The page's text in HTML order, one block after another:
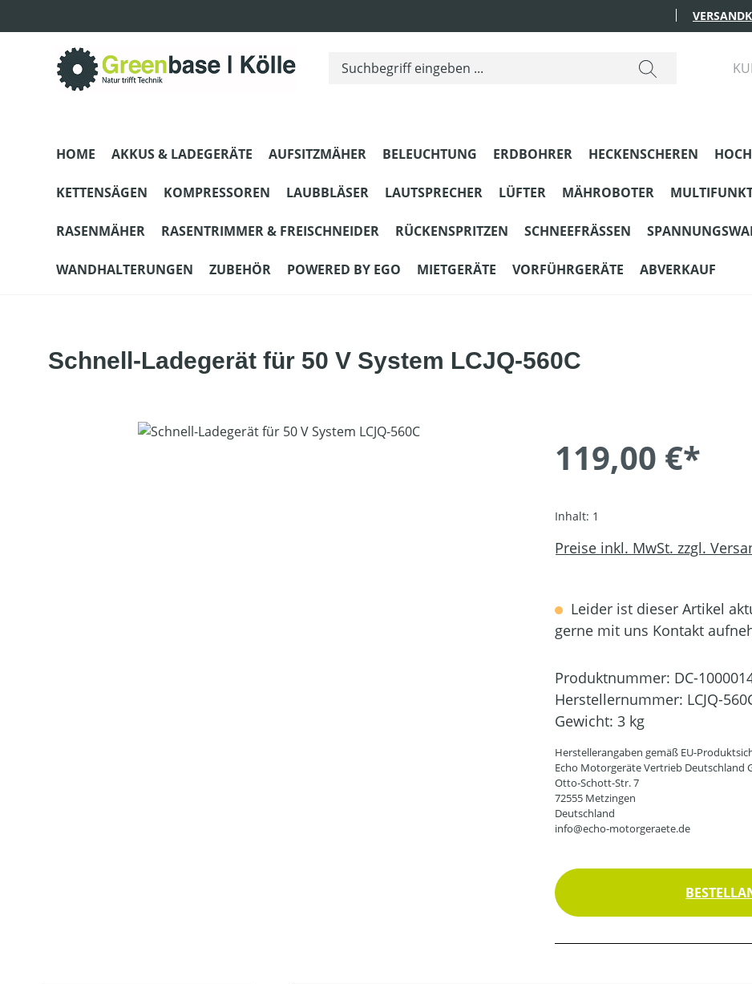
HOME AKKUS & LADEGERÄTE AUFSITZMÄHER BELEUCHTUNG ERDBOHRER HECKENSCHEREN
KETTENSÄGEN KOMPRESSOREN LAUBBLÄSER LAUTSPRECHER LÜFTER MÄHROBOTER
RASENMÄHER RASENTRIMMER & FREISCHNEIDER RÜCKENSPRITZEN SCHNEEFRÄSSEN
WANDHALTERUNGEN ZUBEHÖR POWERED BY EGO MIETGERÄTE VORFÜHRGERÄTE ABVERKAUF
Schnell-Ladegerät für 50 V System LCJQ-560C
Bildergalerie überspringen
119,00 €*
Inhalt: 1
Preise inkl. MwSt. zzgl.
Leider ist dieser Artikel
gerne mit uns Kontakt
Produktnummer: DC-
Herstellernummer: LCJQ-
Gewicht: 3 kg
Herstellerangaben gemäß EU-
Echo Motorgeräte Vertrieb Deutschland
Otto-Schott-Str. 7
72555 Metzingen
Deutschland
info@echo-motorgeraete.de